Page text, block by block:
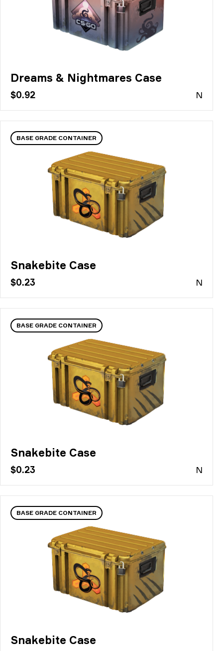
Dreams & Nightmares Case
$0.92 N
BASE GRADE CONTAINER
Snakebite Case
$0.23 N
BASE GRADE CONTAINER
Snakebite Case
$0.23 N
BASE GRADE CONTAINER
Snakebite Case